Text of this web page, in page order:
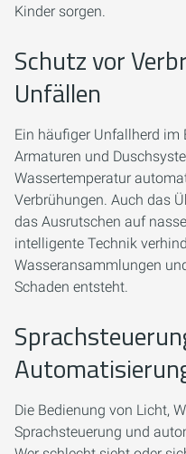
Kinder sorgen.
Schutz vor
Unfällen
Ein häufiger Unfallherd im
Armaturen und
Wassertemperatur
Verbrühungen. Auch das
das Ausrutschen auf
intelligente Technik
Wasseransammlungen
Schaden entsteht.
Die Bedienung von Licht,
Sprachsteuerung und